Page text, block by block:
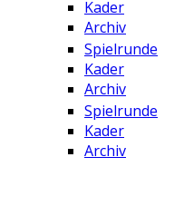
Kader
Archiv
Spielrunde
Kader
Archiv
Spielrunde
Kader
Archiv